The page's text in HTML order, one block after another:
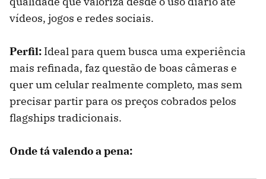
vídeos, jogos e redes sociais.
Perfil: Ideal para quem busca uma experiência
mais refinada, faz questão de boas câmeras e
quer um celular realmente completo, mas sem
precisar partir para os preços cobrados pelos
flagships tradicionais.
Onde tá valendo a pena: